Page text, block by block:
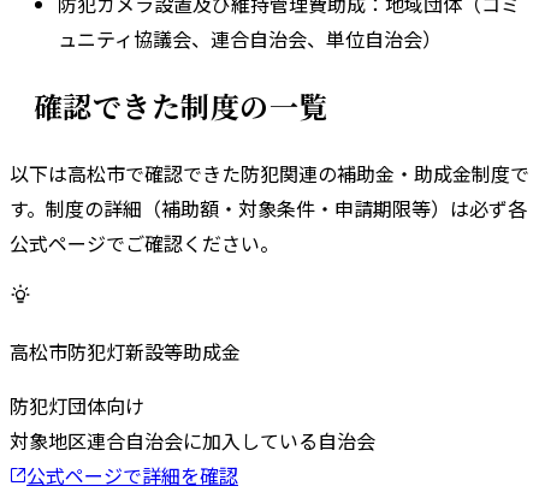
ュニティ協議会、連合自治会、単位自治会）
確認できた制度の一覧
以下は高松市で確認できた防犯関連の補助金・助成金制度で
す。 制度の詳細（補助額・対象条件・申請期限等）は必ず各
公式ページでご確認ください。
高松市防犯灯新設等助成金
防犯灯団体向け
対象地区連合自治会に加入している自治会
公式ページで詳細を確認